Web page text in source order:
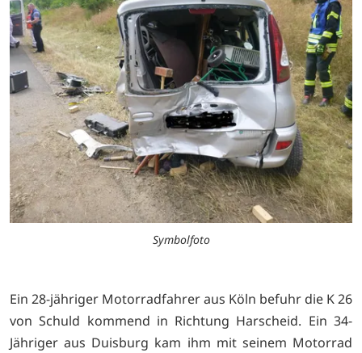
Symbolfoto
Ein 28-jähriger Motorradfahrer aus Köln befuhr die K 26
von Schuld kommend in Richtung Harscheid. Ein 34-
Jähriger aus Duisburg kam ihm mit seinem Motorrad